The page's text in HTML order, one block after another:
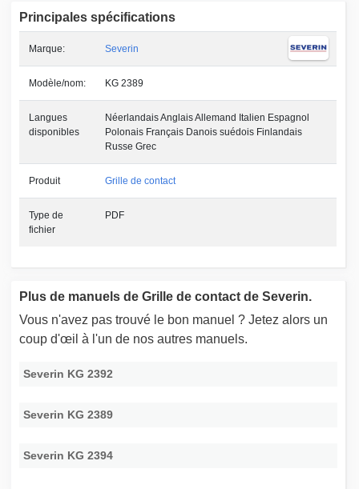
Principales spécifications
Marque: Severin
Modèle/nom: KG 2389
Langues
disponibles
Néerlandais Anglais Allemand Italien Espagnol
Polonais Français Danois suédois Finlandais
Russe Grec
Produit Grille de contact
Type de
fichier
PDF
Plus de manuels de Grille de contact de Severin.
Vous n'avez pas trouvé le bon manuel ? Jetez alors un
coup d'œil à l'un de nos autres manuels.
Severin KG 2392
Severin KG 2389
Severin KG 2394